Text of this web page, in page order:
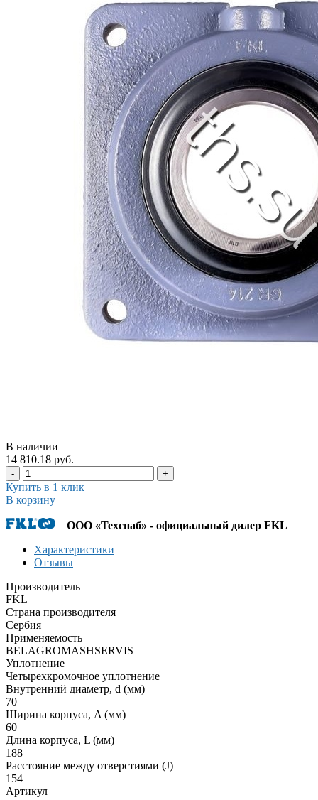
В наличии
14 810.18 руб.
- +
Купить в 1 клик
В корзину
ООО «Техснаб» - официальный дилер FKL
Характеристики
Отзывы
Производитель
FKL
Страна производителя
Сербия
Применяемость
BELAGROMASHSERVIS
Уплотнение
Четырехкромочное уплотнение
Внутренний диаметр, d (мм)
70
Ширина корпуса, A (мм)
60
Длина корпуса, L (мм)
188
Расстояние между отверстиями (J)
154
Артикул